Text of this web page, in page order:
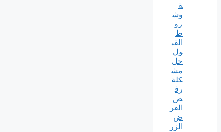
ة
وش
رو
ط
القب
ول
حل
مش
كلة
رف
ض
القر
ض
الزر